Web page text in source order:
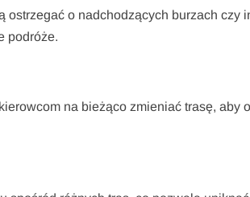
o nadchodzących burzach czy
podróże.
na bieżąco zmieniać trasę, aby